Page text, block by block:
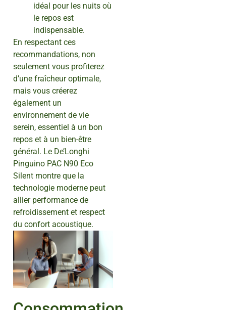
idéal pour les nuits où
le repos est
indispensable.
En respectant ces
recommandations, non
seulement vous profiterez
d’une fraîcheur optimale,
mais vous créerez
également un
environnement de vie
serein, essentiel à un bon
repos et à un bien-être
général. Le De’Longhi
Pinguino PAC N90 Eco
Silent montre que la
technologie moderne peut
allier performance de
refroidissement et respect
du confort acoustique.